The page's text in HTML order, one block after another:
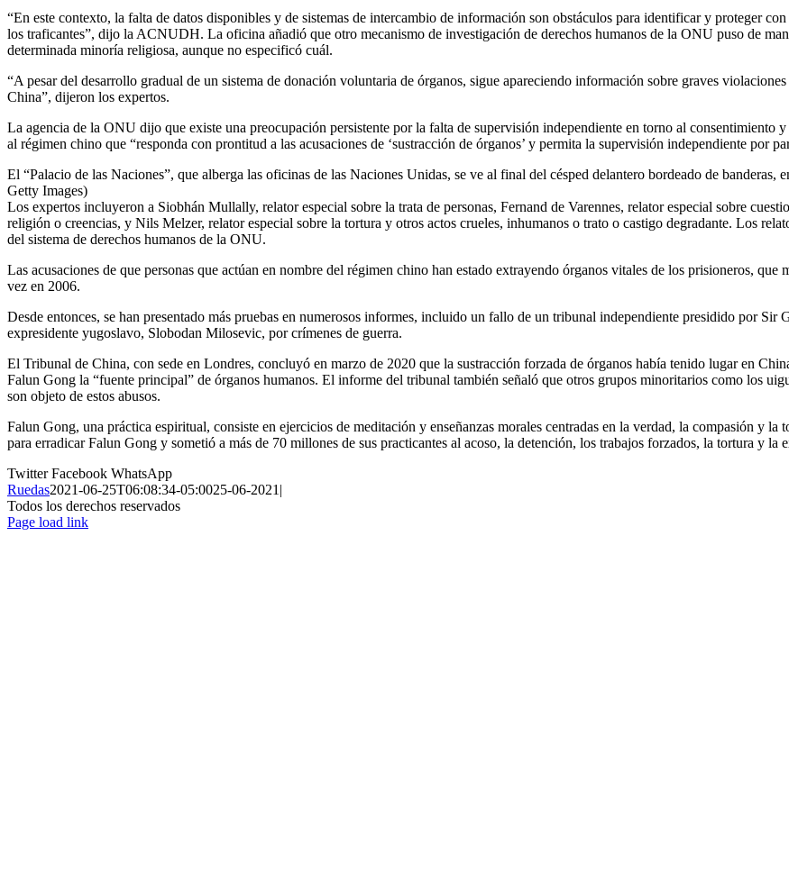
“En este contexto, la falta de datos disponibles y de sistemas de intercambio de información son obstáculos para identificar y proteger
los traficantes”, dijo la ACNUDH. La oficina añadió que otro mecanismo de investigación de derechos humanos de la ONU puso de
determinada minoría religiosa, aunque no especificó cuál.
“A pesar del desarrollo gradual de un sistema de donación voluntaria de órganos, sigue apareciendo información sobre graves
China”, dijeron los expertos.
La agencia de la ONU dijo que existe una preocupación persistente por la falta de supervisión independiente en torno al
al régimen chino que “responda con prontitud a las acusaciones de ‘sustracción de órganos’ y permita la supervisión independiente por
El “Palacio de las Naciones”, que alberga las oficinas de las Naciones Unidas, se ve al final del césped delantero bordeado de
Getty Images)
Los expertos incluyeron a Siobhán Mullally, relator especial sobre la trata de personas, Fernand de Varennes, relator especial sobre
religión o creencias, y Nils Melzer, relator especial sobre la tortura y otros actos crueles, inhumanos o trato o castigo degradante. Los
del sistema de derechos humanos de la ONU.
Las acusaciones de que personas que actúan en nombre del régimen chino han estado extrayendo órganos vitales de los prisioneros,
vez en 2006.
Desde entonces, se han presentado más pruebas en numerosos informes, incluido un fallo de un tribunal independiente presidido por
expresidente yugoslavo, Slobodan Milosevic, por crímenes de guerra.
El Tribunal de China, con sede en Londres, concluyó en marzo de 2020 que la sustracción forzada de órganos había tenido lugar en
Falun Gong la “fuente principal” de órganos humanos. El informe del tribunal también señaló que otros grupos minoritarios como los
son objeto de estos abusos.
Falun Gong, una práctica espiritual, consiste en ejercicios de meditación y enseñanzas morales centradas en la verdad, la compasión y
para erradicar Falun Gong y sometió a más de 70 millones de sus practicantes al acoso, la detención, los trabajos forzados, la tortura y
TwitterFacebook WhatsApp
Ruedas2021-06-25T06:08:34-05:0025-06-2021|
Todos los derechos reservados
Page load link